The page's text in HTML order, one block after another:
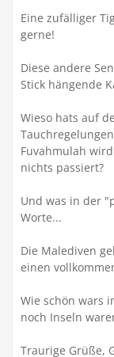
Eine zufälliger
gerne!
Diese andere
Stick hängende
Wieso hats auf
Fuvahmulah
nichts passiert?
Und was in der
Worte...
Die Malediven
einen
Wie schön wars
noch Inseln
Traurige Grüße,